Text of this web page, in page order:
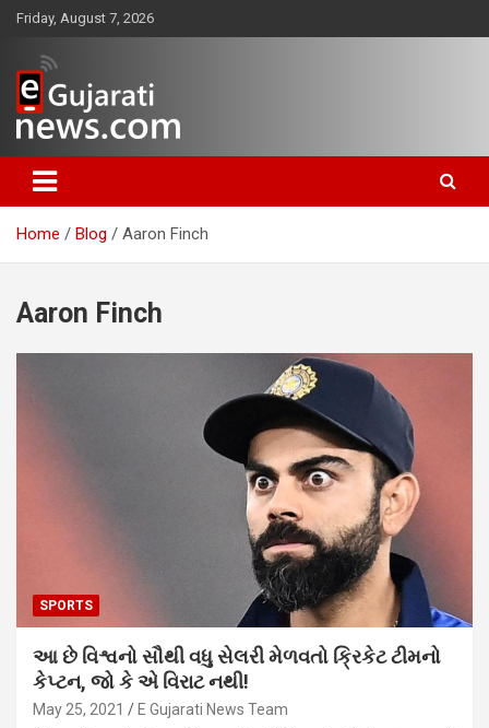
Skip
content
Friday, August 7, 2026
ગુજરાત તેમજ દેશ-વિદેશના ગુજરાતી
સમાચાર માટેનું વિશ્વસનીય ગુજરાતી
ન્યૂઝ પોર્ટલ
Home Blog Aaron Finch
Aaron Finch
SPORTS
આ છે વિશ્વનો સૌથી વધુ સેલરી મેળવતો ક્રિકેટ ટીમનો
કેપ્ટન, જો કે એ વિરાટ નથી!
May 25, 2021 E Gujarati News Team